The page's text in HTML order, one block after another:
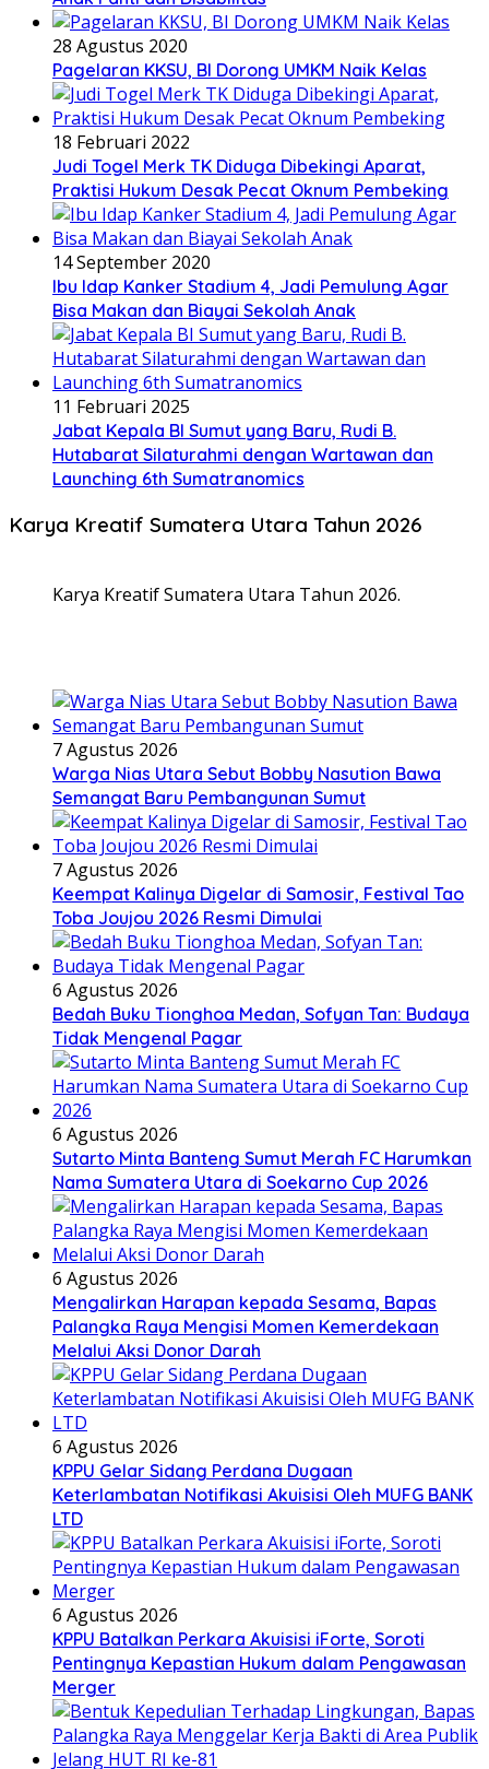
28 Agustus 2020
Pagelaran KKSU, BI Dorong UMKM Naik Kelas
18 Februari 2022
Judi Togel Merk TK Diduga Dibekingi Aparat,
Praktisi Hukum Desak Pecat Oknum Pembeking
14 September 2020
Ibu Idap Kanker Stadium 4, Jadi Pemulung Agar
Bisa Makan dan Biayai Sekolah Anak
11 Februari 2025
Jabat Kepala BI Sumut yang Baru, Rudi B.
Hutabarat Silaturahmi dengan Wartawan dan
Launching 6th Sumatranomics
Karya Kreatif Sumatera Utara Tahun 2026
Karya Kreatif Sumatera Utara Tahun 2026.
7 Agustus 2026
Warga Nias Utara Sebut Bobby Nasution Bawa
Semangat Baru Pembangunan Sumut
7 Agustus 2026
Keempat Kalinya Digelar di Samosir, Festival Tao
Toba Joujou 2026 Resmi Dimulai
6 Agustus 2026
Bedah Buku Tionghoa Medan, Sofyan Tan: Budaya
Tidak Mengenal Pagar
6 Agustus 2026
Sutarto Minta Banteng Sumut Merah FC Harumkan
Nama Sumatera Utara di Soekarno Cup 2026
6 Agustus 2026
Mengalirkan Harapan kepada Sesama, Bapas
Palangka Raya Mengisi Momen Kemerdekaan
Melalui Aksi Donor Darah
6 Agustus 2026
KPPU Gelar Sidang Perdana Dugaan
Keterlambatan Notifikasi Akuisisi Oleh MUFG BANK
LTD
6 Agustus 2026
KPPU Batalkan Perkara Akuisisi iForte, Soroti
Pentingnya Kepastian Hukum dalam Pengawasan
Merger